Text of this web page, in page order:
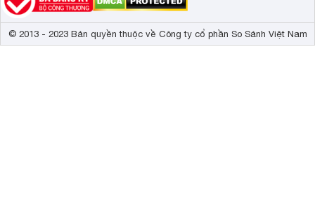
© 2013 - 2023 Bản quyền thuộc về Công ty cổ phần So Sánh Việt Nam